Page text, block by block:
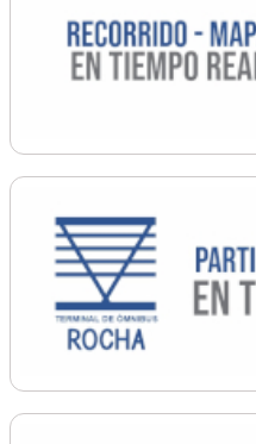
Ordenamiento
Promoción Social
Salud
Secretaría General